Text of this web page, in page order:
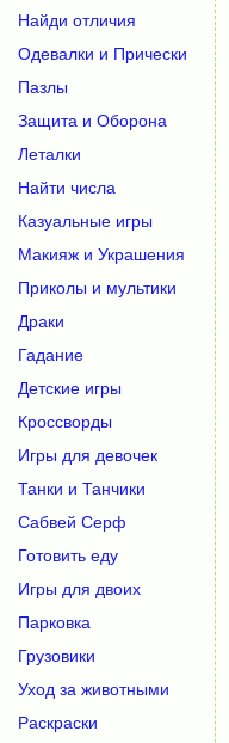
Найди отличия
Одевалки и Прически
Пазлы
Защита и Оборона
Леталки
Найти числа
Казуальные игры
Макияж и Украшения
Приколы и мультики
Драки
Гадание
Детские игры
Кроссворды
Игры для девочек
Танки и Танчики
Сабвей Серф
Готовить еду
Игры для двоих
Парковка
Грузовики
Уход за животными
Раскраски